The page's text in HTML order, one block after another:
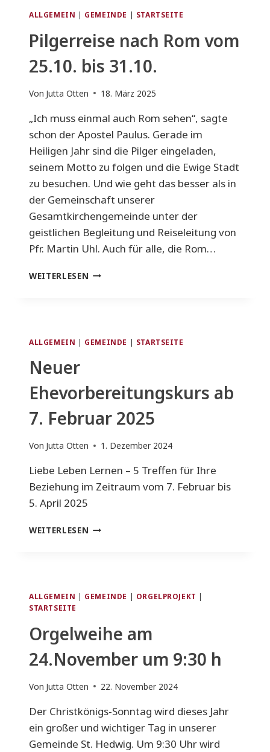
ALLGEMEIN | GEMEINDE | STARTSEITE
Pilgerreise nach Rom vom
25.10. bis 31.10.
Von Jutta Otten 18. März 2025
„Ich muss einmal auch Rom sehen“, sagte
schon der Apostel Paulus. Gerade im
Heiligen Jahr sind die Pilger eingeladen,
seinem Motto zu folgen und die Ewige Stadt
zu besuchen. Und wie geht das besser als in
der Gemeinschaft unserer
Gesamtkirchengemeinde unter der
geistlichen Begleitung und Reiseleitung von
Pfr. Martin Uhl. Auch für alle, die Rom…
WEITERLESEN PILGERREISE
31.10.
ALLGEMEIN | GEMEINDE | STARTSEITE
Neuer
Ehevorbereitungskurs ab
7. Februar 2025
Von Jutta Otten 1. Dezember 2024
Liebe Leben Lernen – 5 Treffen für Ihre
Beziehung im Zeitraum vom 7. Februar bis
5. April 2025
WEITERLESEN NEUER
ALLGEMEIN | GEMEINDE | ORGELPROJEKT |
STARTSEITE
Orgelweihe am
24.November um 9:30 h
Von Jutta Otten 22. November 2024
Der Christkönigs-Sonntag wird dieses Jahr
ein großer und wichtiger Tag in unserer
Gemeinde St. Hedwig. Um 9:30 Uhr wird